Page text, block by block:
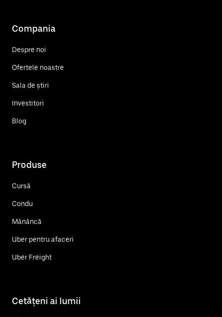
Compania
Despre noi
Ofertele noastre
Sala de știri
Investitori
Blog
Produse
Cursă
Condu
Mănâncă
Uber pentru afaceri
Uber Freight
Cetățeni ai lumii